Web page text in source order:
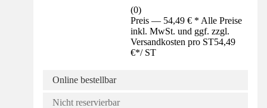
(0)
Preis — 54,49 € * Alle Preise
inkl. MwSt. und ggf. zzgl.
Versandkosten pro ST54,49
€*/ ST
Online bestellbar
Nicht reservierbar